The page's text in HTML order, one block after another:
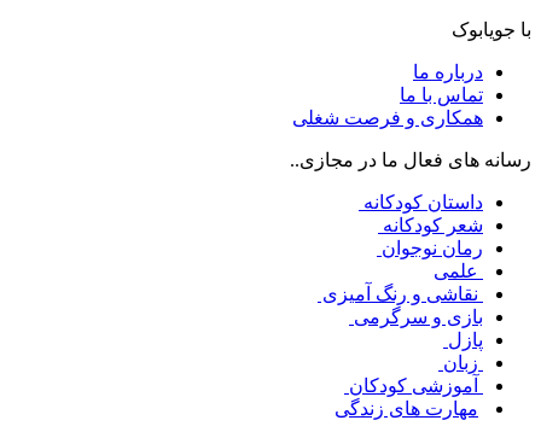
با جویابوک
درباره ما
تماس با ما
همکاری و فرصت شغلی
رسانه های فعال ما در مجازی..
داستان کودکانه
شعر کودکانه
رمان نوجوان
علمی
نقاشی و رنگ آمیزی
بازی و سرگرمی
پازل
زبان
آموزشی کودکان
مهارت های زندگی